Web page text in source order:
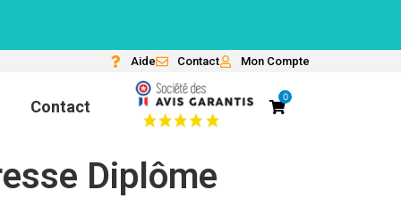
Mon Compte
Contact
Aide
Contact
0
Diplôme